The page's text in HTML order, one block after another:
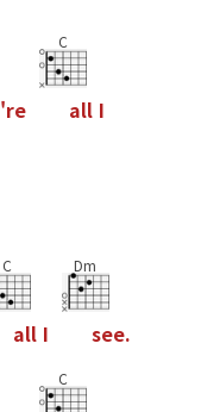
're
C
all I
C
all I
Dm
see.
C